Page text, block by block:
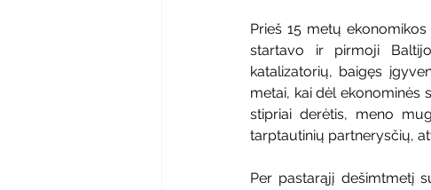
Prieš 15 metų
startavo ir pirmoji
katalizatorių, baigęs
metai, kai dėl ekonominės
stipriai derėtis, meno
tarptautinių partnerysčių,
Per pastarąjį dešimtmetį